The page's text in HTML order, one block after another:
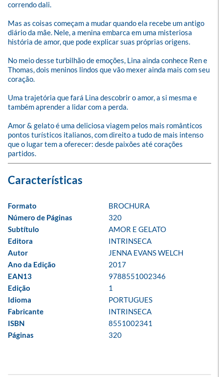
correndo dali.
Mas as coisas começam a mudar quando ela recebe um antigo
diário da mãe. Nele, a menina embarca em uma misteriosa
história de amor, que pode explicar suas próprias origens.
No meio desse turbilhão de emoções, Lina ainda conhece Ren e
Thomas, dois meninos lindos que vão mexer ainda mais com seu
coração.
Uma trajetória que fará Lina descobrir o amor, a si mesma e
também aprender a lidar com a perda.
Amor & gelato é uma deliciosa viagem pelos mais românticos
pontos turísticos italianos, com direito a tudo de mais intenso
que o lugar tem a oferecer: desde paixões até corações
partidos.
Formato
BROCHURA
Número de Páginas
320
Subtítulo
AMOR E GELATO
Editora
INTRINSECA
Autor
JENNA EVANS WELCH
Ano da Edição
2017
EAN13
9788551002346
Edição
1
Idioma
PORTUGUES
Fabricante
INTRINSECA
ISBN
8551002341
Páginas
320